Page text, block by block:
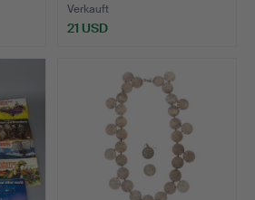
Verkauft
21 USD